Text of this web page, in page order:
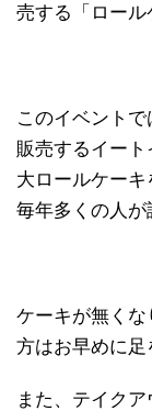
売する「ロール
このイベント
販売するイー
大ロールケーキ
毎年多くの人が
ケーキが無く
方はお早めに足
また、テイク